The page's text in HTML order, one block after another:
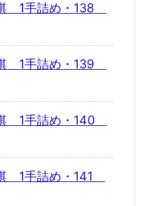
1手詰め・138
1手詰め・139
1手詰め・140
1手詰め・141